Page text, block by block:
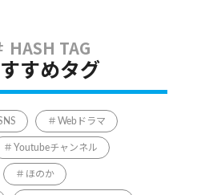
すめタグ
Webドラマ
Youtubeチャンネル
ほのか